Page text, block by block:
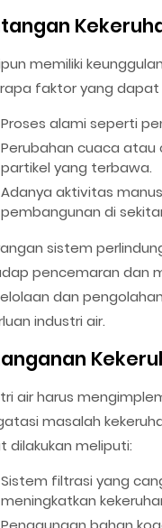
memiliki
faktor yang dapat
Proses alami seperti
Perubahan cuaca atau
partikel yang terbawa.
Adanya aktivitas
pembangunan di
sistem
pencemaran dan
dan
industri air.
air harus
masalah
dilakukan meliputi:
Sistem filtrasi yang
meningkatkan